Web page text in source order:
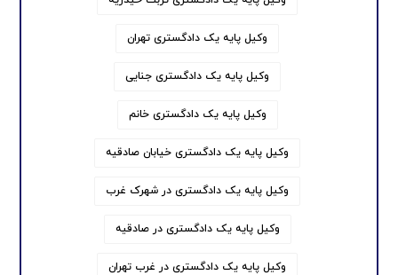
وکیل پایه یک دادگستری تهران
وکیل پایه یک دادگستری جنایی
وکیل پایه یک دادگستری خانم
وکیل پایه یک دادگستری خیابان صادقیه
وکیل پایه یک دادگستری در شهرک غرب
وکیل پایه یک دادگستری در صادقیه
وکیل پایه یک دادگستری در غرب تهران